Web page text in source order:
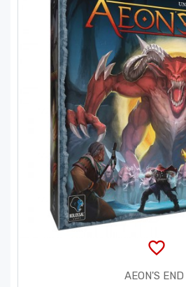
favorite_border
AEON'S END